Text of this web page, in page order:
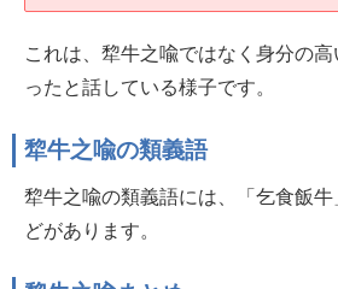
これは、犂牛之喩ではなく身分の
ったと話している様子です。
犂牛之喩の類義語
犂牛之喩の類義語には、「乞食飯
どがあります。